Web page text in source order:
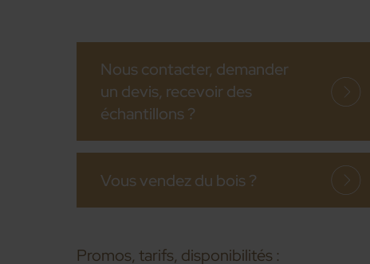
Nous contacter, demander
un devis, recevoir des
échantillons ?
Vous vendez du bois ?
Promos, tarifs, disponibilités :